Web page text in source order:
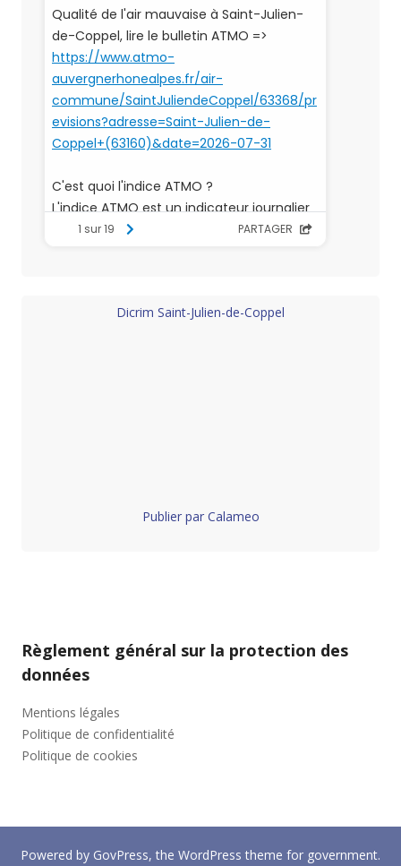
Dicrim Saint-Julien-de-Coppel
Publier par Calameo
Règlement général sur la protection des
données
Mentions légales
Politique de confidentialité
Politique de cookies
Powered by GovPress, the WordPress theme for government.